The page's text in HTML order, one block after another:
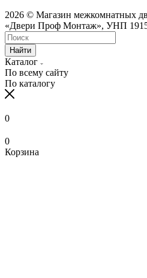
2026 © Магазин
«Двери Проф Монтаж», УНП
Найти
Каталог
По всему сайту
По каталогу
0
0
Корзина